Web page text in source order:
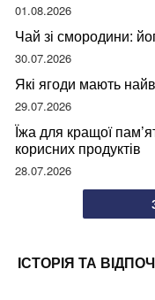
01.08.2026
Чай зі смородини:
30.07.2026
Які ягоди мають
29.07.2026
Їжа для кращої
корисних продуктів
28.07.2026
ІСТОРІЯ ТА